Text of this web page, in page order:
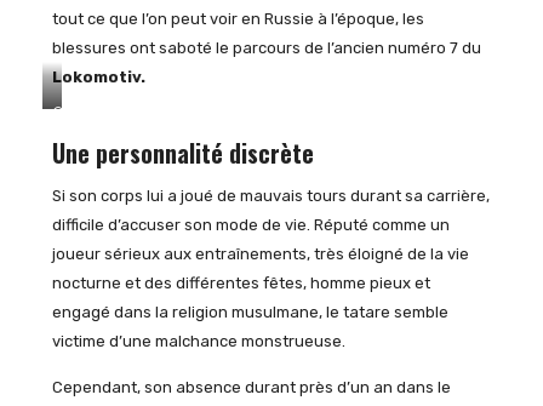
tout ce que l’on peut voir en Russie à l’époque, les
blessures ont saboté le parcours de l’ancien numéro 7 du
Lokomotiv.
©
Une personnalité discrète
Si son corps lui a joué de mauvais tours durant sa carrière,
difficile d’accuser son mode de vie. Réputé comme un
joueur sérieux aux entraînements, très éloigné de la vie
nocturne et des différentes fêtes, homme pieux et
engagé dans la religion musulmane, le tatare semble
victime d’une malchance monstrueuse.
Cependant, son absence durant près d’un an dans le